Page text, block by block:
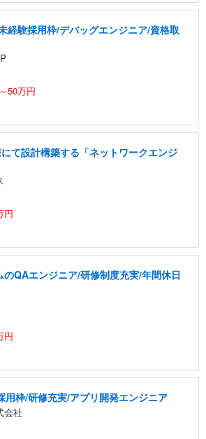
経験採用枠/デバッグエンジニア/資格取
50万円
て設計構築する「ネットワークエンジ
円
QAエンジニア/研修制度充実/年間休日
円
用枠/研修充実/アプリ開発エンジニア
会社